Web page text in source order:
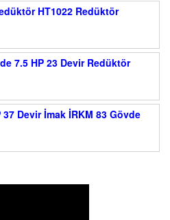
HT1022 Redüktör
7.5 HP 23 Devir Redüktör
Devir İmak İRKM 83 Gövde